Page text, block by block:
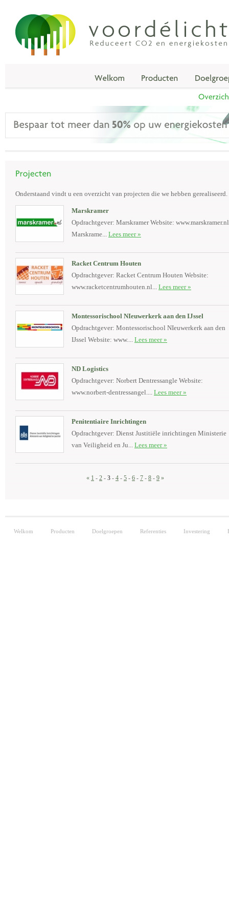
Onderstaand vindt u een overzicht van projecten die we hebben gerealiseerd.
Marskramer
Opdrachtgever: Marskramer Website: www.marskramer.nl
Marskrame... Lees meer »
Racket Centrum Houten
Opdrachtgever: Racket Centrum Houten Website:
www.racketcentrumhouten.nl... Lees meer »
Montessorischool NIeuwerkerk aan den IJssel
Opdrachtgever: Montessorischool NIeuwerkerk aan den
IJssel Website: www.... Lees meer »
ND Logistics
Opdrachtgever: Norbert Dentressangle Website:
www.norbert-dentressangel.... Lees meer »
Penitentiaire Inrichtingen
Opdrachtgever: Dienst Justitiële inrichtingen Ministerie
van Veiligheid en Ju... Lees meer »
« 1 - 2 - 3 - 4 - 5 - 6 - 7 - 8 - 9 »
Welkom Producten Doelgroepen Referenties Investering